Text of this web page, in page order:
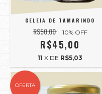
GELEIA DE TAMARINDO
R$50,00 10% OFF
R$45,00
11 X DE R$5,03
OFERTA